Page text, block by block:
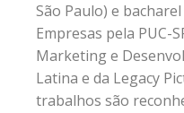
São Paulo) e
Empresas pela PUC-
Marketing e
Latina e da Legacy
trabalhos são